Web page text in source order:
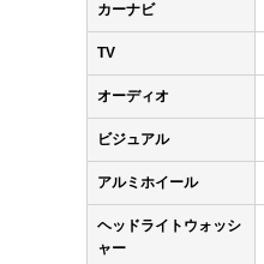
カーナビ
TV
オーディオ
ビジュアル
アルミホイール
ヘッドライトウォッシ
ャー